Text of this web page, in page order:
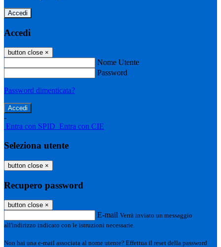
Accedi
Accedi
button close ×
Nome Utente
Password
Password dimenticata?
-
Entra con SPID Entra con CIE
Seleziona utente
button close ×
Recupero password
button close ×
E-mail Verrà inviato un messaggio
all'indirizzo indicato con le istruzioni necessarie.
Non hai una e-mail associata al nome utente? Effettua il reset della password